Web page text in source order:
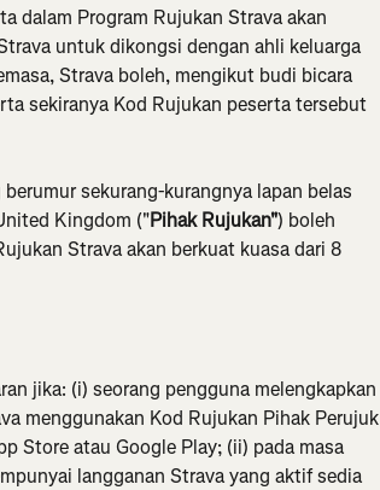
dalam Program Rujukan Strava akan
untuk dikongsi dengan ahli keluarga
Strava boleh, mengikut budi bicara
sekiranya Kod Rujukan peserta tersebut
sekurang-kurangnya lapan belas
Kingdom ("Pihak Rujukan") boleh
Strava akan berkuat kuasa dari 8
jika: (i) seorang pengguna melengkapkan
menggunakan Kod Rujukan Pihak Perujuk
Store atau Google Play; (ii) pada masa
langganan Strava yang aktif sedia